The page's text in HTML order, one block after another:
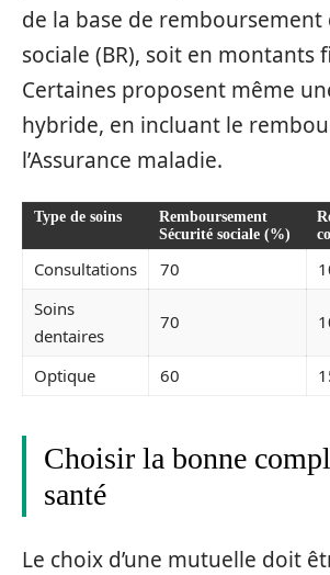
de la base de remboursement
sociale (BR), soit en montants
Certaines proposent même
hybride, en incluant le
l’Assurance maladie.
Type de soins
Remboursement
Sécurité sociale (%)
Consultations 70
Soins
dentaires
70
Optique 60
Choisir la bonne
santé
Le choix d’une mutuelle doit